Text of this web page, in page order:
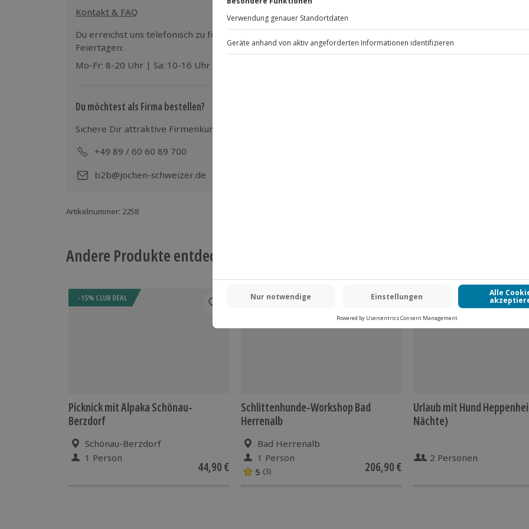
hochsommerlich warm, sodass du neben festem Schuhwerk nur leichte
Freizeitkleidung benötigst, die auch sandig und erdig werden darf.
Kontakt & FAQ
Du erreichst uns telefonisch zu folgenden Zeiten, außer an bundesweiten
Feiertagen:
Mo-Fr: 8-20 Uhr | Sa: 10-16 Uhr
Du möchtest als Firma bestellen?
Sichere Dir attraktive Firmenkunden Vorteile.
+49 89 / 60 60 89 700
b2b@jochen-schweizer.de
Artikelnummer: 2258
Andere Produkte entdecken
-15% CLUB DEAL
Picknick mit Alpaka Schönau-
Berzdorf
Schönau-Berzdorf
1 Person
44,90 €
Schlittenhunde-Workshop Bad
Herrenalb
Bad Herrenalb
1 Person
5 (3) 206,90 €
Urlaub mit Hund
Nächte)
2 Personen